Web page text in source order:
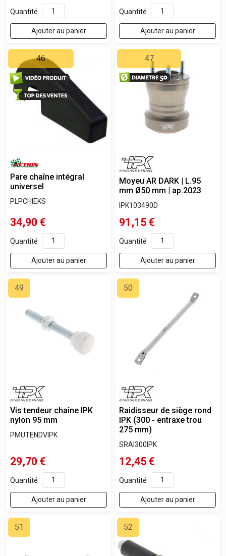
Quantité
Ajouter au panier
Quantité
Ajouter au panier
46
Pare chaîne intégral
universel
PLPCHIEKS
34,90 €
Quantité
Ajouter au panier
47
Moyeu AR DARK | L.95
mm Ø50 mm | ap.2023
IPK103490D
91,15 €
Quantité
Ajouter au panier
49
Vis tendeur chaîne IPK
nylon 95 mm
PMUTENDVIPK
29,70 €
Quantité
Ajouter au panier
50
Raidisseur de siège rond
IPK (300 - entraxe trou
275 mm)
SRAI300IPK
12,45 €
Quantité
Ajouter au panier
51 52